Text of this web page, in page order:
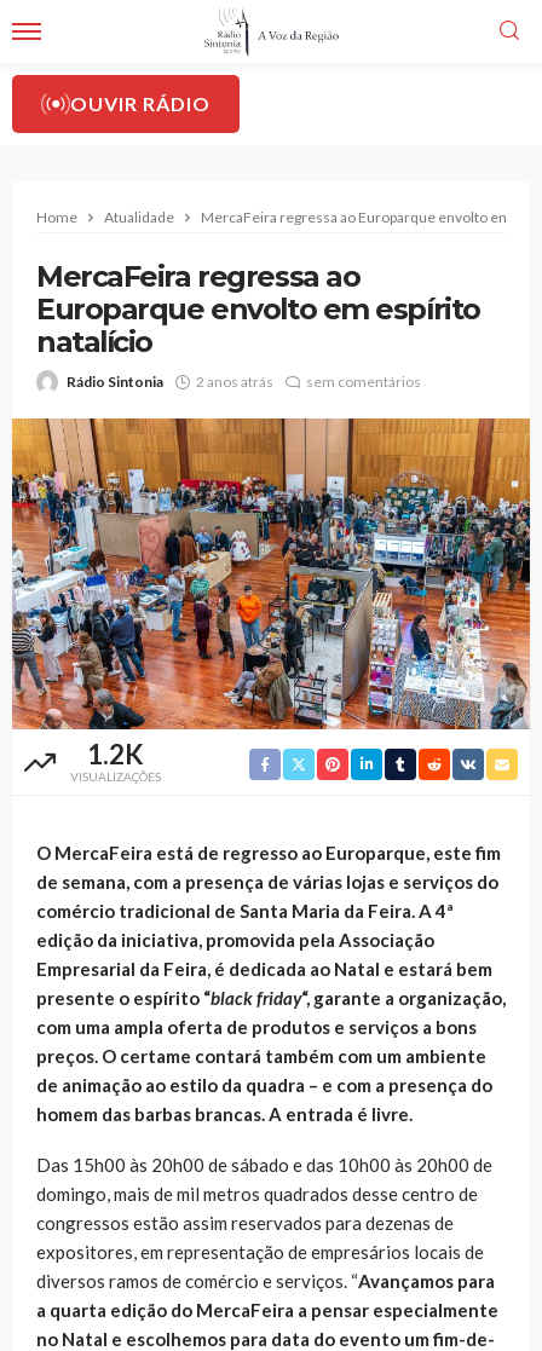
OUVIR RÁDIO
Home Atualidade MercaFeira regressa ao Europarque envolto em
MercaFeira regressa ao
Europarque envolto em espírito
natalício
Rádio Sintonia 2 anos atrás sem comentários
1.2K
VISUALIZAÇÕES
O MercaFeira está de regresso ao Europarque, este fim
de semana, com a presença de várias lojas e serviços do
comércio tradicional de Santa Maria da Feira. A 4ª
edição da iniciativa, promovida pela Associação
Empresarial da Feira, é dedicada ao Natal e estará bem
presente o espírito “black friday“, garante a organização,
com uma ampla oferta de produtos e serviços a bons
preços. O certame contará também com um ambiente
de animação ao estilo da quadra – e com a presença do
homem das barbas brancas. A entrada é livre.
Das 15h00 às 20h00 de sábado e das 10h00 às 20h00 de
domingo, mais de mil metros quadrados desse centro de
congressos estão assim reservados para dezenas de
expositores, em representação de empresários locais de
diversos ramos de comércio e serviços. “Avançamos para
a quarta edição do MercaFeira a pensar especialmente
no Natal e escolhemos para data do evento um fim-de-